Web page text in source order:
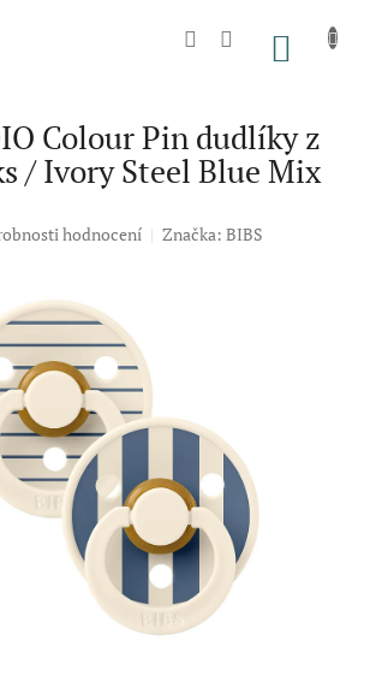
Colour Pin dudlíky z
/ Ivory Steel Blue Mix
hodnocení Značka: BIBS